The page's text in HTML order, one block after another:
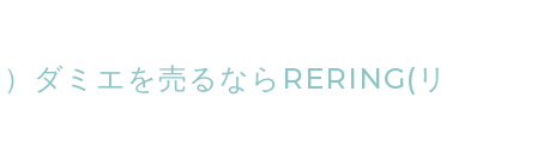
ダミエを売るならRERING(リ